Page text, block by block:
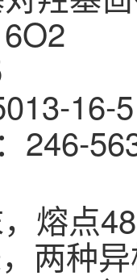
16-5
246-
，熔点
两种